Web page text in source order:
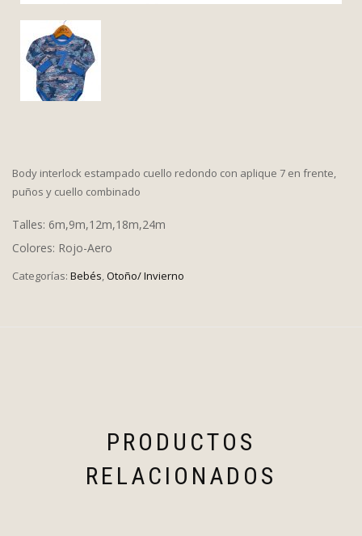
Body interlock estampado cuello redondo con aplique 7 en frente,
puños y cuello combinado
Talles: 6m,9m,12m,18m,24m
Colores: Rojo-Aero
Categorías: Bebés,Otoño/ Invierno
PRODUCTOS
RELACIONADOS